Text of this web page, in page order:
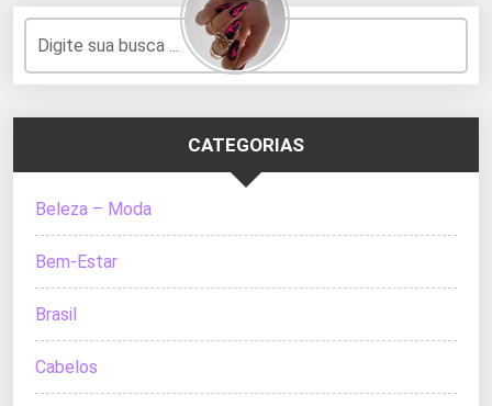
CATEGORIAS
Beleza – Moda
Bem-Estar
Brasil
Cabelos